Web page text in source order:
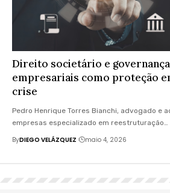
Direito societário e
empresariais como proteção
crise
Pedro Henrique Torres Bianchi, advogado e
empresas especializado em reestruturação…
ByDIEGO VELÁZQUEZ maio 4, 2026